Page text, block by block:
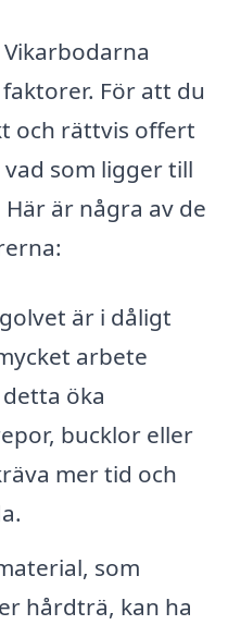
För att du
och rättvis offert
som ligger till
är några av de
är i dåligt
arbete
öka
bucklor eller
mer tid och
som
hårdträ, kan ha